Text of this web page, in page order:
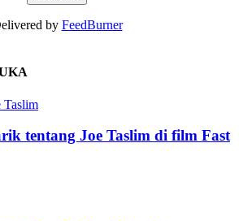
by FeedBurner
tentang Joe Taslim di film Fast